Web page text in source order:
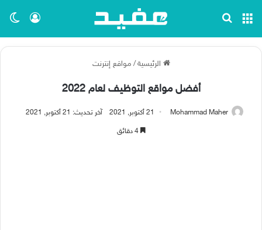
تسجيل القائمة
الرئيسية / مواقع إنترنت
أفضل مواقع التوظيف لعام 2022
Mohammad Maher 21 أكتوبر, 2021 آخر تحديث: 21 أكتوبر, 2021
4 دقائق